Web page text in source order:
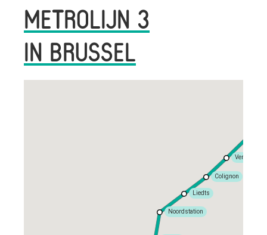
METROLIJN 3
IN BRUSSEL
Noordstation
Liedts
Colignon